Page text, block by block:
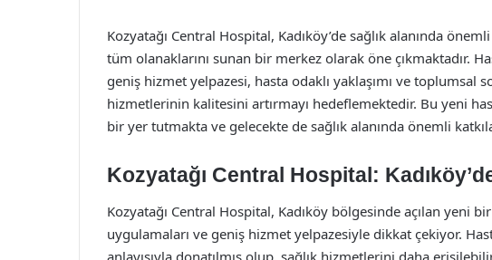
Kozyatağı Central Hospital, Kadıköy’de sağlık alanında
tüm olanaklarını sunan bir merkez olarak öne çıkmaktadır.
geniş hizmet yelpazesi, hasta odaklı yaklaşımı ve
hizmetlerinin kalitesini artırmayı hedeflemektedir. Bu yeni
bir yer tutmakta ve gelecekte de sağlık alanında önemli
Kozyatağı Central Hospital:
Kozyatağı Central Hospital, Kadıköy bölgesinde açılan yeni
uygulamaları ve geniş hizmet yelpazesiyle dikkat çekiyor.
anlayışıyla donatılmış olup, sağlık hizmetlerini daha